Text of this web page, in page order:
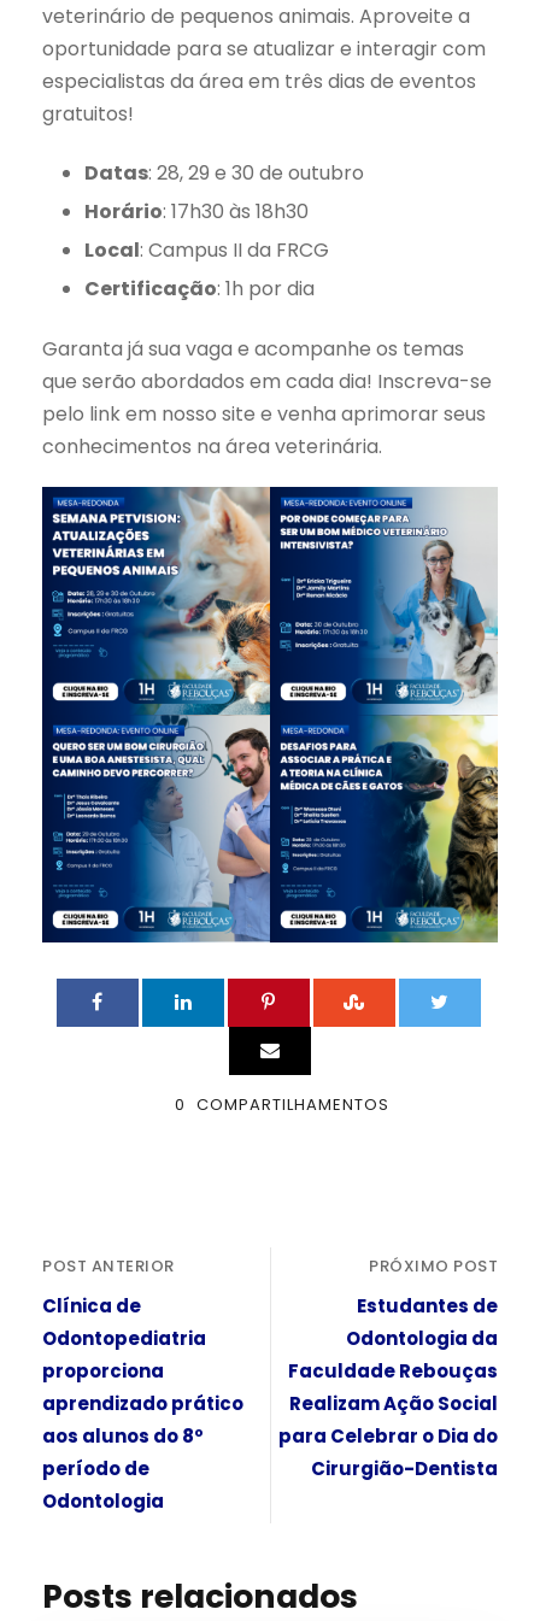
veterinário de pequenos animais. Aproveite a
oportunidade para se atualizar e interagir com
especialistas da área em três dias de eventos
gratuitos!
Datas: 28, 29 e 30 de outubro
Horário: 17h30 às 18h30
Local: Campus II da FRCG
Certificação: 1h por dia
Garanta já sua vaga e acompanhe os temas
que serão abordados em cada dia! Inscreva-se
pelo link em nosso site e venha aprimorar seus
conhecimentos na área veterinária.
0 COMPARTILHAMENTOS
POST ANTERIOR
Clínica de
Odontopediatria
proporciona
aprendizado prático
aos alunos do 8º
período de
Odontologia
PRÓXIMO POST
Estudantes de
Odontologia da
Faculdade Rebouças
Realizam Ação Social
para Celebrar o Dia do
Cirurgião-Dentista
Posts relacionados